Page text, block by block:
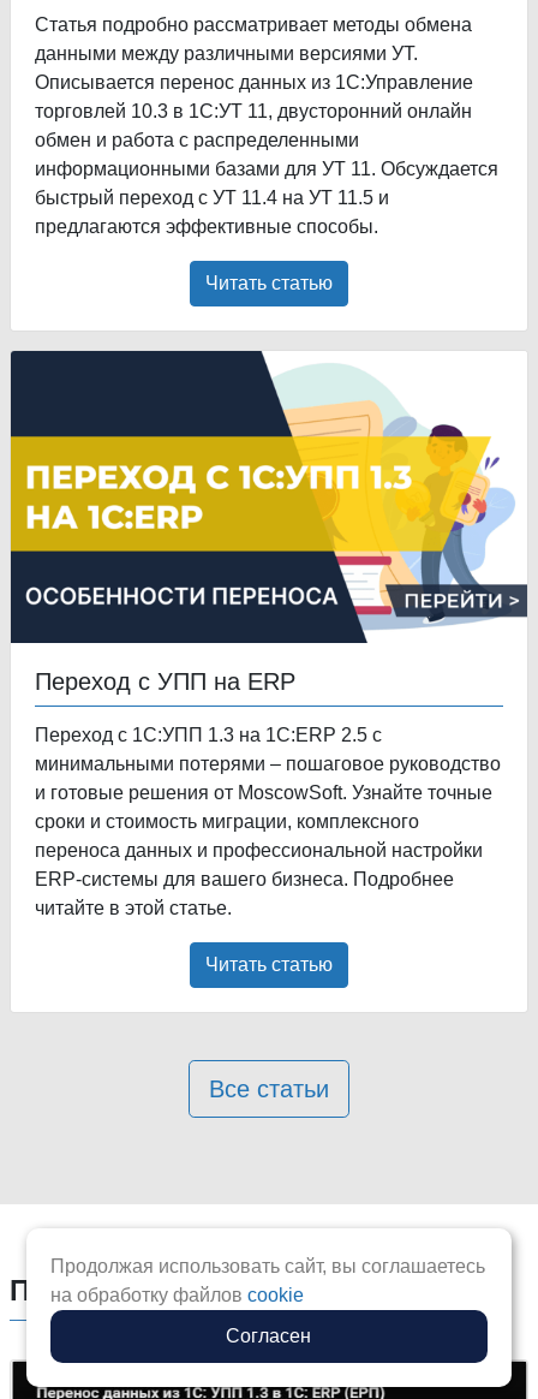
Статья подробно рассматривает методы обмена
данными между различными версиями УТ.
Описывается перенос данных из 1С:Управление
торговлей 10.3 в 1С:УТ 11, двусторонний онлайн
обмен и работа с распределенными
информационными базами для УТ 11. Обсуждается
быстрый переход с УТ 11.4 на УТ 11.5 и
предлагаются эффективные способы.
Читать статью
Переход с УПП на ERP
Переход с 1С:УПП 1.3 на 1С:ERP 2.5 с
минимальными потерями – пошаговое руководство
и готовые решения от MoscowSoft. Узнайте точные
сроки и стоимость миграции, комплексного
переноса данных и профессиональной настройки
ERP-системы для вашего бизнеса. Подробнее
читайте в этой статье.
Читать статью
Все статьи
Полезные видео по 1С
Продолжая использовать сайт, вы соглашаетесь
на обработку файловcookie
Согласен